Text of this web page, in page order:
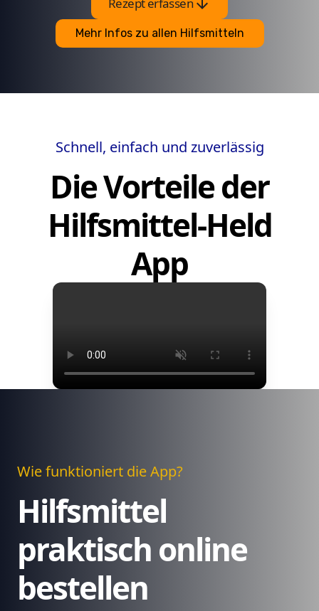
Mehr Infos zu allen Hilfsmitteln
Schnell, einfach und zuverlässig
Die Vorteile der
Hilfsmittel-Held
App
Wie funktioniert die App?
Hilfsmittel
praktisch online
bestellen